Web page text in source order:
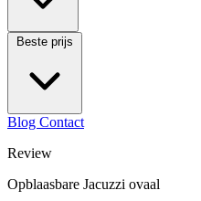
Beste prijs
Blog Contact
Review
Opblaasbare Jacuzzi ovaal